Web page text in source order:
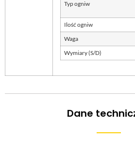
Typ ogniw
Ilość ogniw
Waga
Wymiary (S/D)
Dane